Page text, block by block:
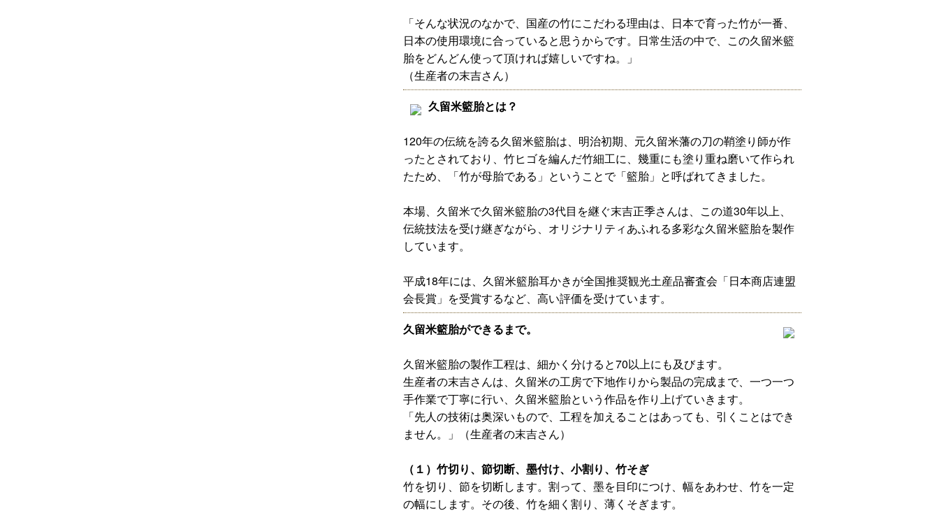
「そんな状況のなかで、国産の竹にこだわる理由は、日本で育った竹が一番、
日本の使用環境に合っていると思うからです。日常生活の中で、この久留米籃
胎をどんどん使って頂ければ嬉しいですね。」
（生産者の末吉さん）
久留米籃胎とは？
120年の伝統を誇る久留米籃胎は、明治初期、元久留米藩の刀の鞘塗り師が作
ったとされており、竹ヒゴを編んだ竹細工に、幾重にも塗り重ね磨いて作られ
たため、「竹が母胎である」ということで「籃胎」と呼ばれてきました。
本場、久留米で久留米籃胎の3代目を継ぐ末吉正季さんは、この道30年以上、
伝統技法を受け継ぎながら、オリジナリティあふれる多彩な久留米籃胎を製作
しています。
平成18年には、久留米籃胎耳かきが全国推奨観光土産品審査会「日本商店連盟
会長賞」を受賞するなど、高い評価を受けています。
久留米籃胎ができるまで。
久留米籃胎の製作工程は、細かく分けると70以上にも及びます。
生産者の末吉さんは、久留米の工房で下地作りから製品の完成まで、一つ一つ
手作業で丁寧に行い、久留米籃胎という作品を作り上げていきます。
「先人の技術は奥深いもので、工程を加えることはあっても、引くことはでき
ません。」（生産者の末吉さん）
（１）竹切り、節切断、墨付け、小割り、竹そぎ
竹を切り、節を切断します。割って、墨を目印につけ、幅をあわせ、竹を一定
の幅にします。その後、竹を細く割り、薄くそぎます。